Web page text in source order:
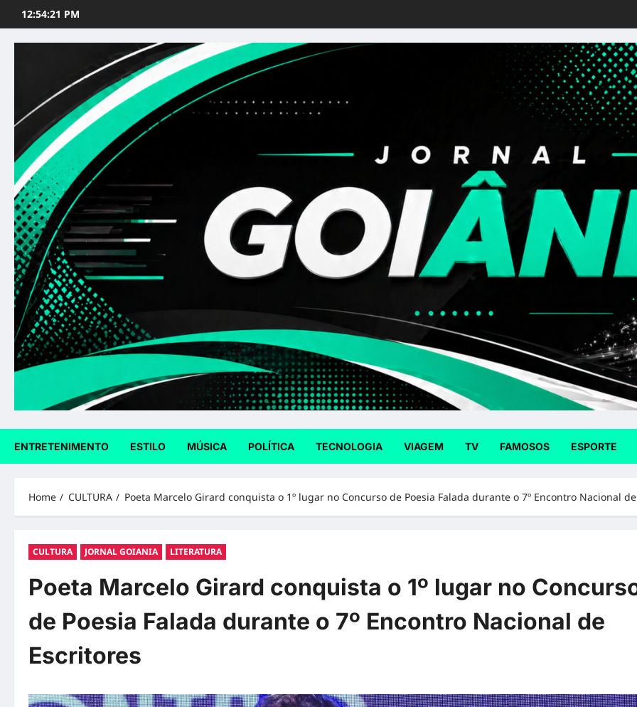
content
12:54:22 PM
ENTRETENIMENTO ESTILO MÚSICA POLÍTICA TECNOLOGIA VIAGEM TV FAMOSOS ESPORTE
Home CULTURA Poeta Marcelo Girard conquista o 1º lugar no Concurso de Poesia Falada durante o 7º Encontro Nacional
CULTURA JORNAL GOIANIA LITERATURA
Poeta Marcelo Girard conquista o 1º lugar no
de Poesia Falada durante o 7º Encontro Nacional de
Escritores